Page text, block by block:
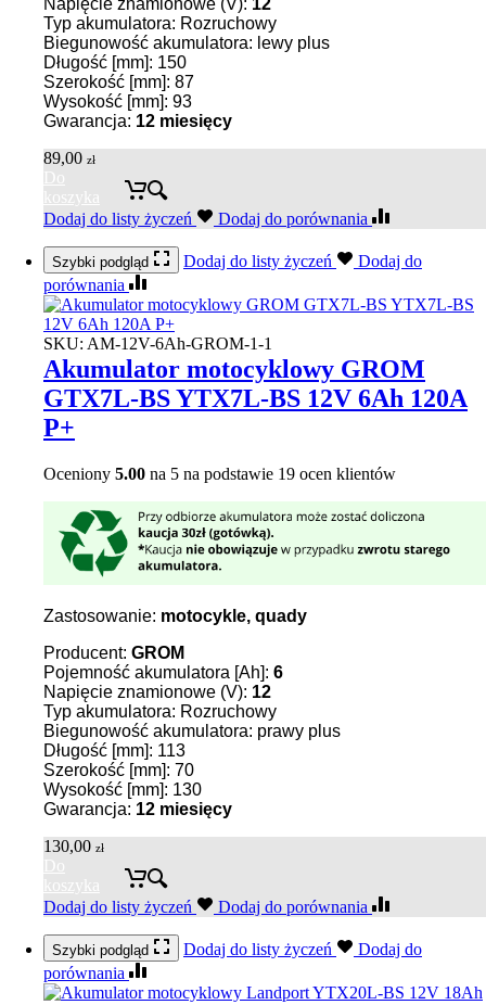
Typ akumulatora: Rozruchowy
Biegunowość akumulatora: lewy plus
Długość [mm]: 150
Szerokość [mm]: 87
Wysokość [mm]: 93
Gwarancja: 12 miesięcy
89,00 zł
Do
koszyka
Dodaj do listy życzeń
Dodaj do porównania
Szybki podgląd Dodaj do listy życzeń
Dodaj do
porównania
SKU: AM-12V-6Ah-GROM-1-1
Akumulator motocyklowy GROM
GTX7L-BS YTX7L-BS 12V 6Ah 120A
P+
Oceniony 5.00 na 5 na podstawie 19 ocen klientów
Zastosowanie: motocykle, quady
Producent: GROM
Pojemność akumulatora [Ah]: 6
Napięcie znamionowe (V): 12
Typ akumulatora: Rozruchowy
Biegunowość akumulatora: prawy plus
Długość [mm]: 113
Szerokość [mm]: 70
Wysokość [mm]: 130
Gwarancja: 12 miesięcy
130,00 zł
Do
koszyka
Dodaj do listy życzeń
Dodaj do porównania
Szybki podgląd Dodaj do listy życzeń
Dodaj do
porównania